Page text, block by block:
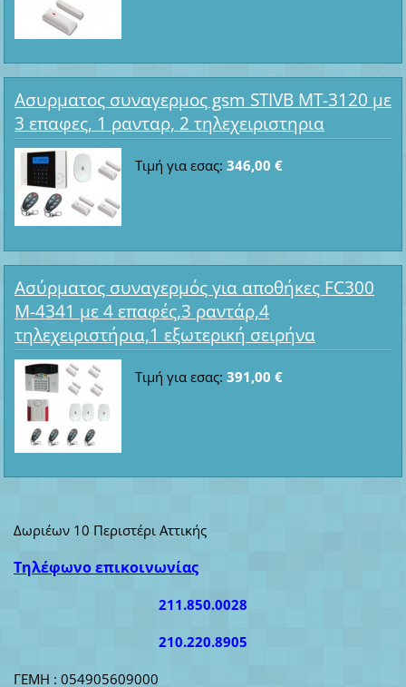
Ασυρματος συναγερμος gsm STIVB MT-3120 με
3 επαφες, 1 ρανταρ, 2 τηλεχειριστηρια
Τιμή για εσας: 346,00 €
Ασύρματος συναγερμός για αποθήκες FC300
M-4341 με 4 επαφές,3 ραντάρ,4
τηλεχειριστήρια,1 εξωτερική σειρήνα
Τιμή για εσας: 391,00 €
Δωριέων 10 Περιστέρι Αττικής
Τηλέφωνο επικοινωνίας
211.850.0028
210.220.8905
ΓΕΜΗ : 054905609000